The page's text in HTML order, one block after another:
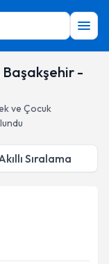
Başakşehir -
ve Çocuk
Sıralama